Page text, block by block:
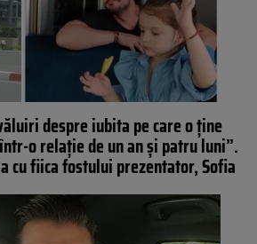
despre iubita pe care o ține
o relație de un an și patru luni”.
cu fiica fostului prezentator, Sofia